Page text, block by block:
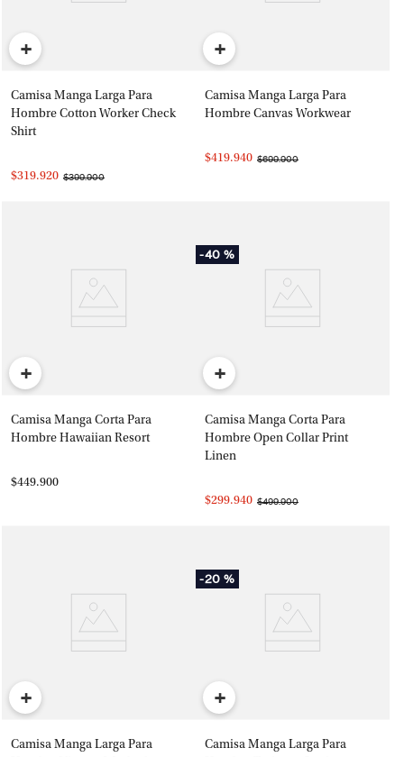
+
Camisa Manga Larga Para
Hombre Cotton Worker Check
Shirt
$319.920 $399.900
+
Camisa Manga Larga Para
Hombre Canvas Workwear
$419.940 $699.900
+
Camisa Manga Corta Para
Hombre Hawaiian Resort
$449.900
-40 %
+
Camisa Manga Corta Para
Hombre Open Collar Print
Linen
$299.940 $499.900
+
Camisa Manga Larga Para
-20 %
+
Camisa Manga Larga Para